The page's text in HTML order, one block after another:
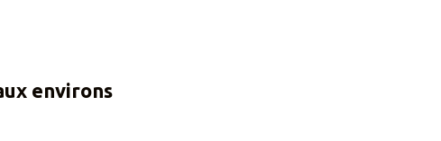
environs